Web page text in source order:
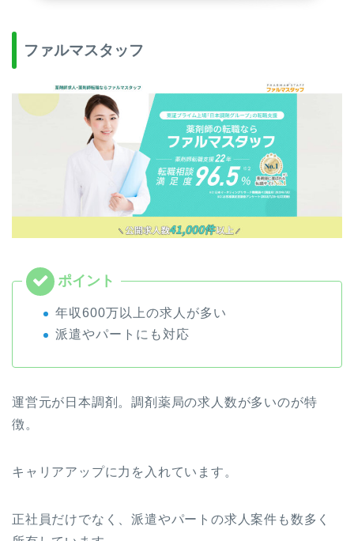
ファルマスタッフ
年収600万以上の求人が多い
派遣やパートにも対応
運営元が日本調剤。調剤薬局の求人数が多いのが特
徴。
キャリアアップに力を入れています。
正社員だけでなく、派遣やパートの求人案件も数多く